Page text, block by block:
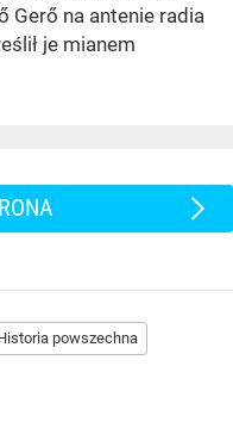
Gerő na antenie radia
je mianem
powszechna